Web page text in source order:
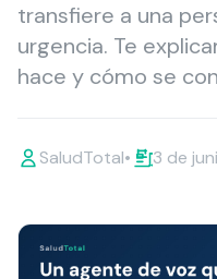
transfiere a una
urgencia. Te
hace y cómo se
SaludTotal• 3 de